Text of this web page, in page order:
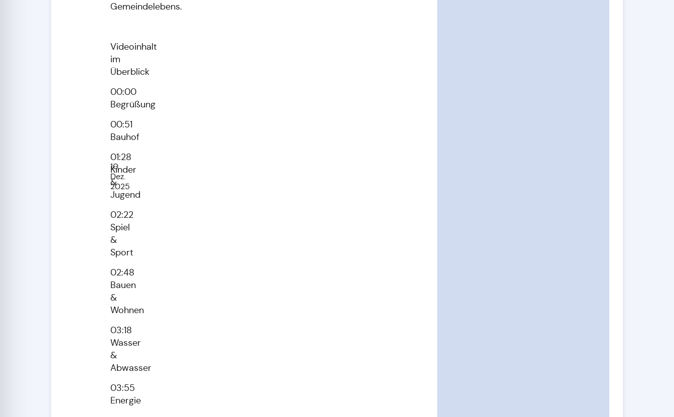
10.
Dez.
2025
Gemeindelebens.
Videoinhalt
im
Überblick
00:00
Begrüßung
00:51
Bauhof
01:28
Kinder
&
Jugend
02:22
Spiel
&
Sport
02:48
Bauen
&
Wohnen
03:18
Wasser
&
Abwasser
03:55
Energie